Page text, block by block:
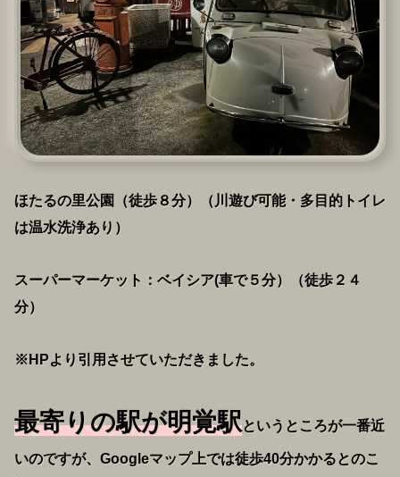
ほたるの里公園（徒歩８分）（川遊び可能・多目的トイレ
は温水洗浄あり）
スーパーマーケット：ベイシア(車で５分）（徒歩２４
分）
※HPより引用させていただきました。
最寄りの駅が明覚駅というところが一番近
いのですが、Googleマップ上では徒歩40分かかるとのこ